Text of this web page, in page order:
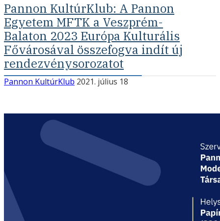
Pannon KultúrKlub: A Pannon
Egyetem MFTK a Veszprém-
Balaton 2023 Európa Kulturális
Fővárosával összefogva indít új
rendezvénysorozatot
Pannon KultúrKlub 2021. július 18